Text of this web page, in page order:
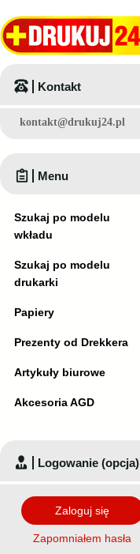
Kontakt
kontakt@drukuj24.pl
Menu
Szukaj po modelu
wkładu
Szukaj po modelu
drukarki
Papiery
Prezenty od Drekkera
Artykuły biurowe
Akcesoria AGD
Logowanie (opcja)
Zaloguj się
Zapomniałem hasła